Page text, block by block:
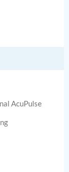
AcuPulse